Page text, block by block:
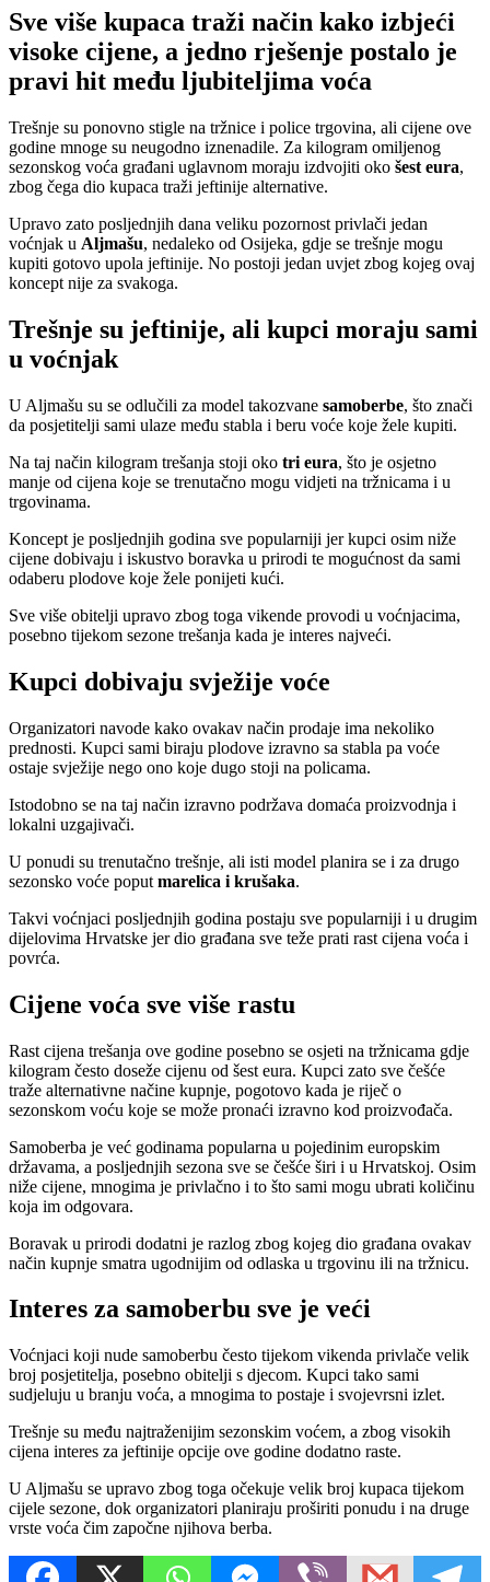
Sve više kupaca traži način kako izbjeći
visoke cijene, a jedno rješenje postalo je
pravi hit među ljubiteljima voća
Trešnje su ponovno stigle na tržnice i police trgovina, ali cijene ove
godine mnoge su neugodno iznenadile. Za kilogram omiljenog
sezonskog voća građani uglavnom moraju izdvojiti oko šest eura,
zbog čega dio kupaca traži jeftinije alternative.
Upravo zato posljednjih dana veliku pozornost privlači jedan
voćnjak u Aljmašu, nedaleko od Osijeka, gdje se trešnje mogu
kupiti gotovo upola jeftinije. No postoji jedan uvjet zbog kojeg ovaj
koncept nije za svakoga.
Trešnje su jeftinije, ali kupci moraju sami
u voćnjak
U Aljmašu su se odlučili za model takozvane samoberbe, što znači
da posjetitelji sami ulaze među stabla i beru voće koje žele kupiti.
Na taj način kilogram trešanja stoji oko tri eura, što je osjetno
manje od cijena koje se trenutačno mogu vidjeti na tržnicama i u
trgovinama.
Koncept je posljednjih godina sve popularniji jer kupci osim niže
cijene dobivaju i iskustvo boravka u prirodi te mogućnost da sami
odaberu plodove koje žele ponijeti kući.
Sve više obitelji upravo zbog toga vikende provodi u voćnjacima,
posebno tijekom sezone trešanja kada je interes najveći.
Kupci dobivaju svježije voće
Organizatori navode kako ovakav način prodaje ima nekoliko
prednosti. Kupci sami biraju plodove izravno sa stabla pa voće
ostaje svježije nego ono koje dugo stoji na policama.
Istodobno se na taj način izravno podržava domaća proizvodnja i
lokalni uzgajivači.
U ponudi su trenutačno trešnje, ali isti model planira se i za drugo
sezonsko voće poput marelica i krušaka.
Takvi voćnjaci posljednjih godina postaju sve popularniji i u drugim
dijelovima Hrvatske jer dio građana sve teže prati rast cijena voća i
povrća.
Cijene voća sve više rastu
Rast cijena trešanja ove godine posebno se osjeti na tržnicama gdje
kilogram često doseže cijenu od šest eura. Kupci zato sve češće
traže alternativne načine kupnje, pogotovo kada je riječ o
sezonskom voću koje se može pronaći izravno kod proizvođača.
Samoberba je već godinama popularna u pojedinim europskim
državama, a posljednjih sezona sve se češće širi i u Hrvatskoj. Osim
niže cijene, mnogima je privlačno i to što sami mogu ubrati količinu
koja im odgovara.
Boravak u prirodi dodatni je razlog zbog kojeg dio građana ovakav
način kupnje smatra ugodnijim od odlaska u trgovinu ili na tržnicu.
Interes za samoberbu sve je veći
Voćnjaci koji nude samoberbu često tijekom vikenda privlače velik
broj posjetitelja, posebno obitelji s djecom. Kupci tako sami
sudjeluju u branju voća, a mnogima to postaje i svojevrsni izlet.
Trešnje su među najtraženijim sezonskim voćem, a zbog visokih
cijena interes za jeftinije opcije ove godine dodatno raste.
U Aljmašu se upravo zbog toga očekuje velik broj kupaca tijekom
cijele sezone, dok organizatori planiraju proširiti ponudu i na druge
vrste voća čim započne njihova berba.